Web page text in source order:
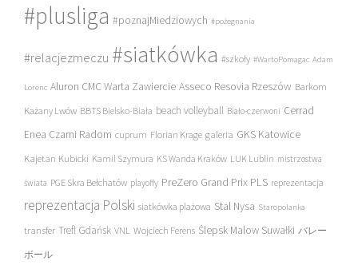
#plusliga #poznajMiedziowych #pożegnania
#relacjezmeczu #siatkówka #szkoły #WartoPomagac Adam
Lorenc Aluron CMC Warta Zawiercie Asseco Resovia Rzeszów Barkom
Każany Lwów BBTS Bielsko-Biała beach volleyball Biało-czerwoni Cerrad
Enea Czarni Radom cuprum Florian Krage galeria GKS Katowice
Kajetan Kubicki Kamil Szymura KS Wanda Kraków LUK Lublin mistrzostwa
świata PGE Skra Bełchatów playoffy PreZero Grand Prix PLS reprezentacja
reprezentacja Polski siatkówka plażowa Stal Nysa Staropolanka
transfer Trefl Gdańsk VNL Wojciech Ferens Ślepsk Malow Suwałki バレー
ボール